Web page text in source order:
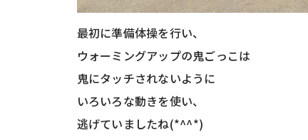
最初に準備体操を行い、
ウォーミングアップの鬼ごっこは
鬼にタッチされないように
いろいろな動きを使い、
逃げていましたね(*^^*)